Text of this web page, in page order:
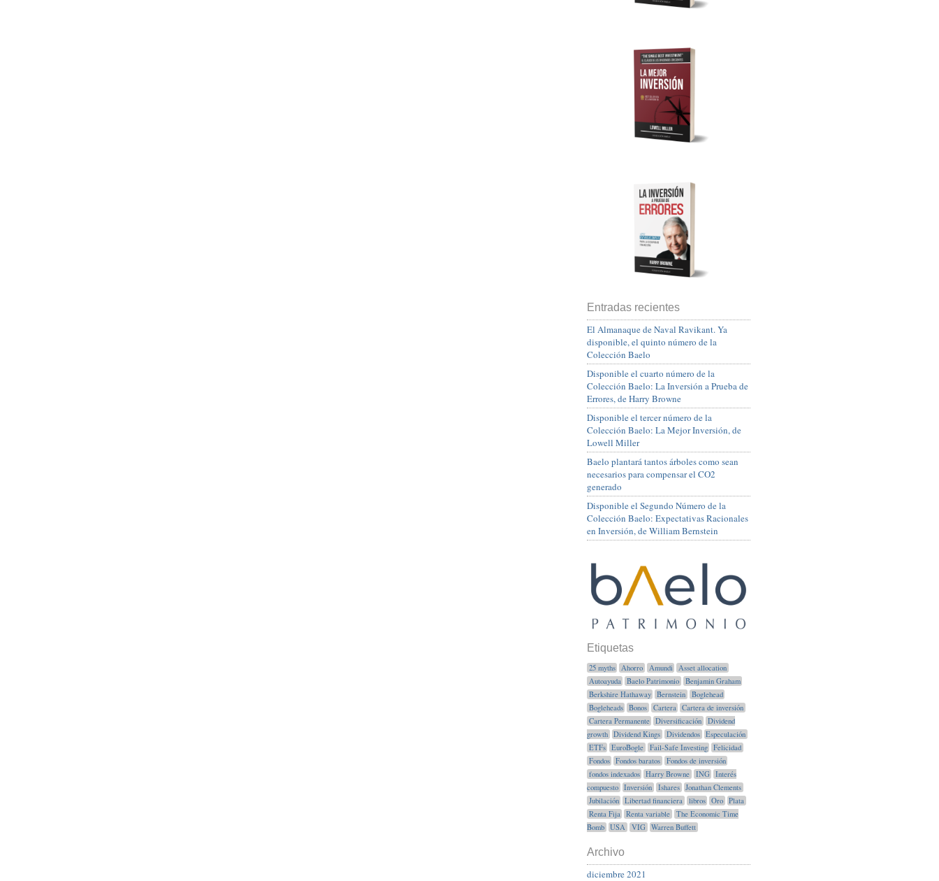
Entradas recientes
El Almanaque de Naval Ravikant. Ya
disponible, el quinto número de la
Colección Baelo
Disponible el cuarto número de la
Colección Baelo: La Inversión a Prueba de
Errores, de Harry Browne
Disponible el tercer número de la
Colección Baelo: La Mejor Inversión, de
Lowell Miller
Baelo plantará tantos árboles como sean
necesarios para compensar el CO2
generado
Disponible el Segundo Número de la
Colección Baelo: Expectativas Racionales
en Inversión, de William Bernstein
Etiquetas
25 myths Ahorro Amundi
Asset allocation
Autoayuda
Baelo Patrimonio
Benjamin Graham
Berkshire Hathaway
Bernstein
Boglehead
Bogleheads
Bonos Cartera
Cartera de inversión
Cartera Permanente
Diversificación
Dividend
growth
Dividend Kings Dividendos
Especulación
ETFs
EuroBogle Fail-Safe Investing
Felicidad
Fondos
Fondos baratos
Fondos de inversión
fondos indexados
Harry Browne ING
Interés
compuesto
Inversión Ishares
Jonathan Clements
Jubilación
Libertad financiera libros Oro
Plata
Renta Fija
Renta variable
The Economic Time
Bomb
USA VIG Warren Buffett
Archivo
diciembre 2021